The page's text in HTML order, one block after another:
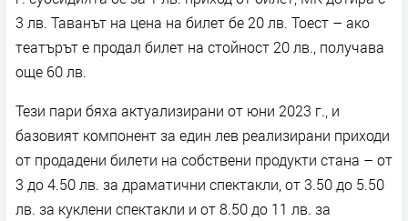
3 лв. Таванът на цена на билет бе 20 лв. Тоест – ако
театърът е продал билет на стойност 20 лв., получава
още 60 лв.
Тези пари бяха актуализирани от юни 2023 г., и
базовият компонент за един лев реализирани приходи
от продадени билети на собствени продукти стана – от
3 до 4.50 лв. за драматични спектакли, от 3.50 до 5.50
лв. за куклени спектакли и от 8.50 до 11 лв. за